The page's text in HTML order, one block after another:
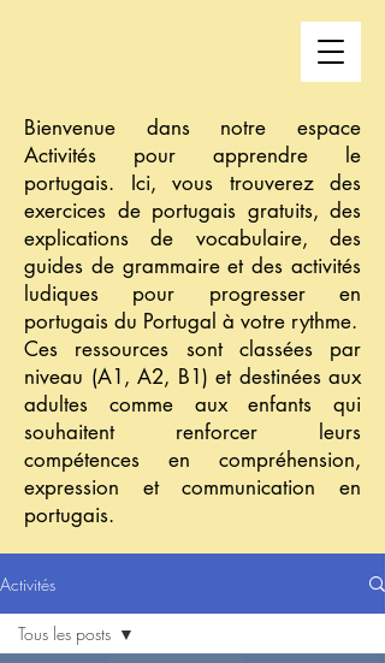
Bienvenue dans notre espace
Activités pour apprendre le
portugais. Ici, vous trouverez des
exercices de portugais gratuits, des
explications de vocabulaire, des
guides de grammaire et des activités
ludiques pour progresser en
portugais du Portugal à votre rythme.
Ces ressources sont classées par
niveau (A1, A2, B1) et destinées aux
adultes comme aux enfants qui
souhaitent renforcer leurs
compétences en compréhension,
expression et communication en
portugais.
Activités
Tous les posts